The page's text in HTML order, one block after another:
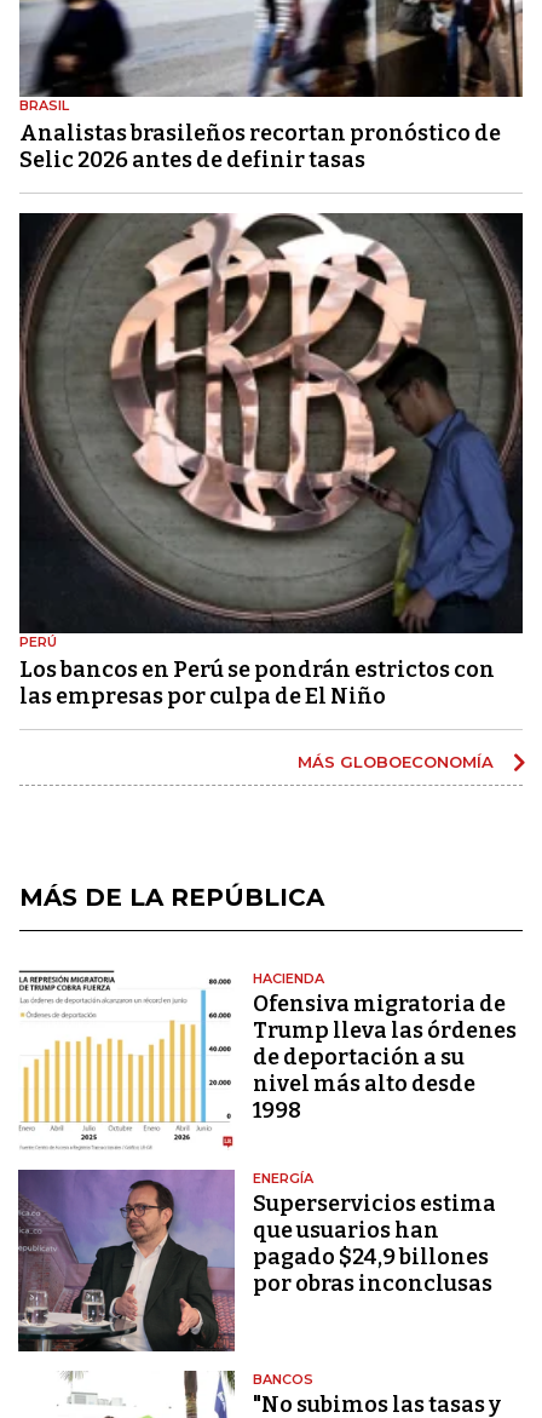
BRASIL
Analistas brasileños recortan pronóstico de
Selic 2026 antes de definir tasas
PERÚ
Los bancos en Perú se pondrán estrictos con
las empresas por culpa de El Niño
MÁS GLOBOECONOMÍA
MÁS DE LA REPÚBLICA
HACIENDA
Ofensiva migratoria de
Trump lleva las órdenes
de deportación a su
nivel más alto desde
1998
ENERGÍA
Superservicios estima
que usuarios han
pagado $24,9 billones
por obras inconclusas
BANCOS
"No subimos las tasas y